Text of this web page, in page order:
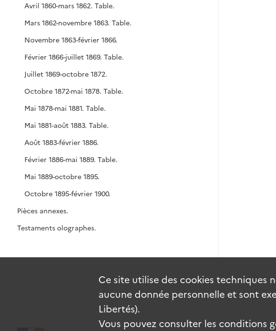
Avril 1860-mars 1862. Table.
Mars 1862-novembre 1863. Table.
Novembre 1863-février 1866.
Février 1866-juillet 1869. Table.
Juillet 1869-octobre 1872.
Octobre 1872-mai 1878. Table.
Mai 1878-mai 1881. Table.
Mai 1881-août 1883. Table.
Août 1883-février 1886.
Février 1886-mai 1889. Table.
Mai 1889-octobre 1895.
Octobre 1895-février 1900.
Pièces annexes.
Testaments olographes.
Ce site utilise des cookies techniques
aucune donnée personnelle et sont
Libertés).
Vous pouvez consulter les conditions